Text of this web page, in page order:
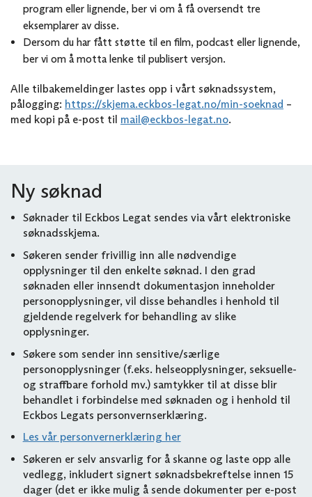
program eller lignende, ber vi om å få oversendt tre
eksemplarer av disse.
Dersom du har fått støtte til en film, podcast eller lignende,
ber vi om å motta lenke til publisert versjon.
Alle tilbakemeldinger lastes opp i vårt søknadssystem,
pålogging: https://skjema.eckbos-legat.no/min-soeknad –
med kopi på e-post til mail@eckbos-legat.no.
Ny søknad
Søknader til Eckbos Legat sendes via vårt elektroniske
søknadsskjema.
Søkeren sender frivillig inn alle nødvendige
opplysninger til den enkelte søknad. I den grad
søknaden eller innsendt dokumentasjon inneholder
personopplysninger, vil disse behandles i henhold til
gjeldende regelverk for behandling av slike
opplysninger.
Søkere som sender inn sensitive/særlige
personopplysninger (f.eks. helseopplysninger, seksuelle-
og straffbare forhold mv.) samtykker til at disse blir
behandlet i forbindelse med søknaden og i henhold til
Eckbos Legats personvernserklæring.
Les vår personvernerklæring her
Søkeren er selv ansvarlig for å skanne og laste opp alle
vedlegg, inkludert signert søknadsbekreftelse innen 15
dager (det er ikke mulig å sende dokumenter per e-post